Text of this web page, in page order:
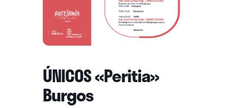
ÚNICOS «Peritia»
Burgos